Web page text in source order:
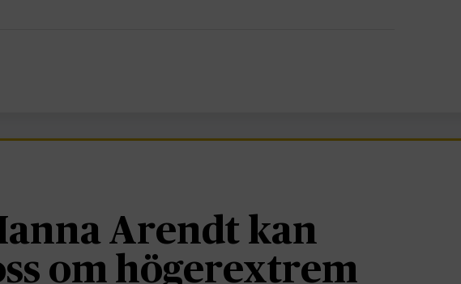
Arendt kan
om högerextrem